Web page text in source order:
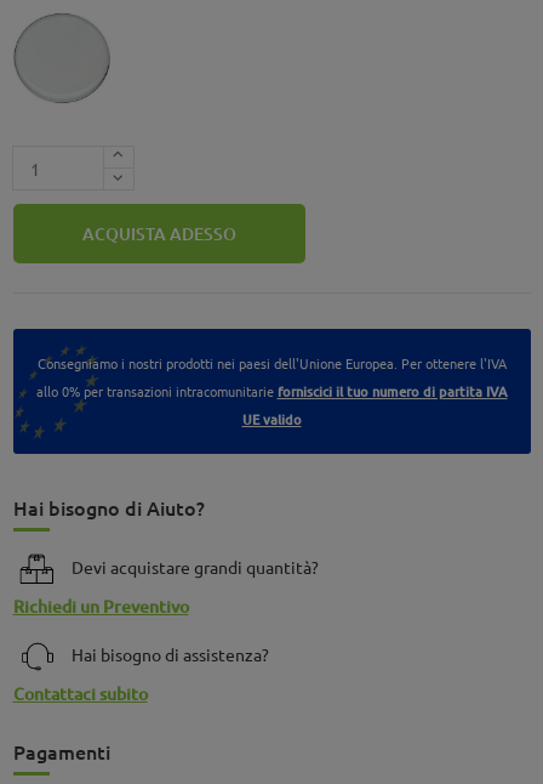
Bianco Opaco - BM
ACQUISTA ADESSO
Consegniamo i nostri prodotti nei paesi dell'Unione Europea. Per ottenere l'IVA
allo 0% per transazioni intracomunitarie forniscici il tuo numero di partita IVA
UE valido
Hai bisogno di Aiuto?
Devi acquistare grandi quantità?
Richiedi un Preventivo
Hai bisogno di assistenza?
Contattaci subito
Pagamenti